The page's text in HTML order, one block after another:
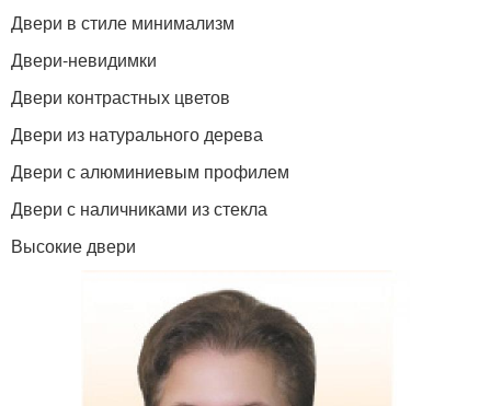
Двери в стиле минимализм
Двери-невидимки
Двери контрастных цветов
Двери из натурального дерева
Двери с алюминиевым профилем
Двери с наличниками из стекла
Высокие двери